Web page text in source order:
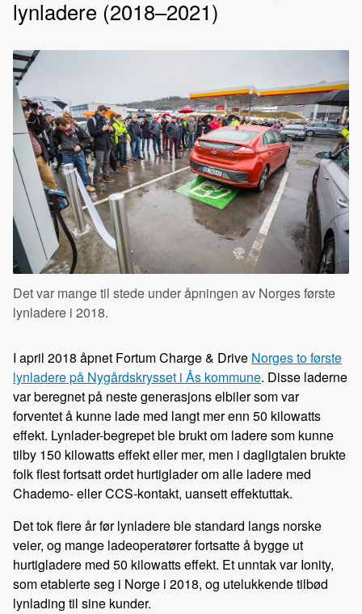
lynladere (2018–2021)
Det var mange til stede under åpningen av Norges første
lynladere i 2018.
I april 2018 åpnet Fortum Charge & Drive Norges to første
lynladere på Nygårdskrysset i Ås kommune. Disse laderne
var beregnet på neste generasjons elbiler som var
forventet å kunne lade med langt mer enn 50 kilowatts
effekt. Lynlader-begrepet ble brukt om ladere som kunne
tilby 150 kilowatts effekt eller mer, men i dagligtalen brukte
folk flest fortsatt ordet hurtiglader om alle ladere med
Chademo- eller CCS-kontakt, uansett effektuttak.
Det tok flere år før lynladere ble standard langs norske
veier, og mange ladeoperatører fortsatte å bygge ut
hurtigladere med 50 kilowatts effekt. Et unntak var Ionity,
som etablerte seg i Norge i 2018, og utelukkende tilbød
lynlading til sine kunder.